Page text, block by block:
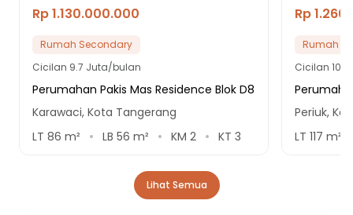
Rp 1.130.000.000
Rumah Secondary
Cicilan 9.7 Juta/bulan
Perumahan Pakis Mas Residence Blok D8
Karawaci, Kota Tangerang
LT 86 m² LB 56 m² KM 2 KT 3
Rp
Rumah
Cicilan
Periuk,
LT 117 m²
Lihat Semua